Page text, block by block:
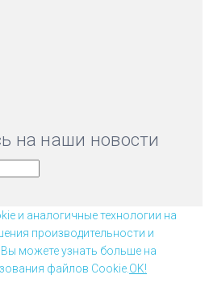
на наши новости
и аналогичные технологии на
производительности и
можете узнать больше на
файлов Cookie. OK!